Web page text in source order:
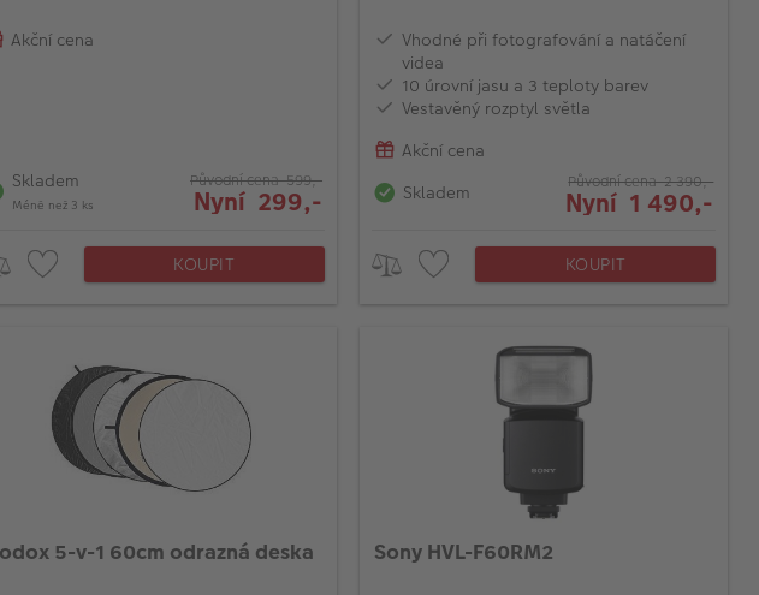
Akční cena
Skladem
Méně než 3 ks
Původní cena 599,-
Nyní 299,-
KOUPIT
Vhodné při fotografování a natáčení
videa
10 úrovní jasu a 3 teploty barev
Vestavěný rozptyl světla
Akční cena
Skladem
Původní cena 2 390,-
Nyní 1 490,-
KOUPIT
5-v-1 60cm odrazná deska Sony HVL-F60RM2